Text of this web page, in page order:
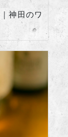
神田のワ